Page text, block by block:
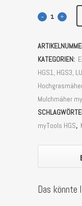
Reifen
myTools
HGM1,
HGS1,
HGS2,
HGS3
Stück
KATEGORIEN:
HGS1, HGS3,
Mulchmäher
myTools HGS,
Das könnte